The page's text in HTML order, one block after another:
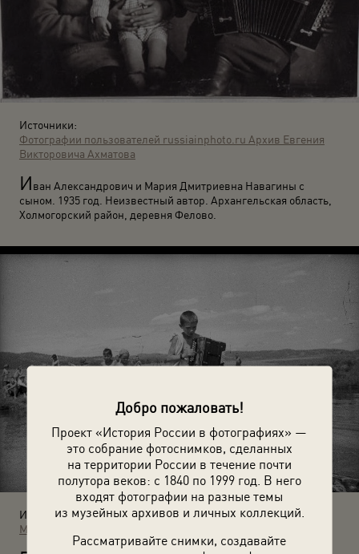
Добро пожаловать!
Проект «История России в фотографиях» —
это собрание фотоснимков, сделанных
на территории России в течение почти
полутора веков: с 1840 по 1999 год. В него
входят фотографии на разные темы
из музейных архивов и личных коллекций.
Рассматривайте снимки, создавайте
Источники:
Фотографии пользователей russiainphoto.ru Архив Евгения
Викторовича Ахматова
Иван Александрович и Мария Дмитриевна Навагины с
сыном. 1935 год. Неизвестный автор. Архангельская область,
Холмогорский район, деревня Фелово.
Источники:
МАММ / МДФ